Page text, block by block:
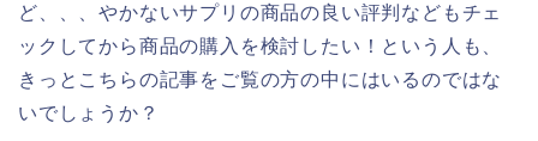
ど、、、やかないサプリの商品の良い評判などもチェ
ックしてから商品の購入を検討したい！という人も、
きっとこちらの記事をご覧の方の中にはいるのではな
いでしょうか？